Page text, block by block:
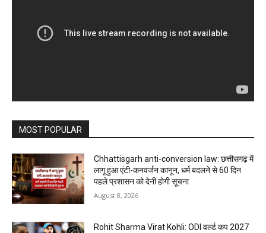
MOST POPULAR
Chhattisgarh anti-conversion law: छत्तीसगढ़ में
लागू हुआ एंटी-कनवर्जन कानून, धर्म बदलने से 60 दिन
पहले प्रशासन को देनी होगी सूचना
August 8, 2026
Rohit Sharma Virat Kohli: ODI वर्ल्ड कप 2027